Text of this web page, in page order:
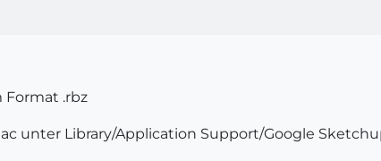
Format .rbz
unter Library/Application Support/Google